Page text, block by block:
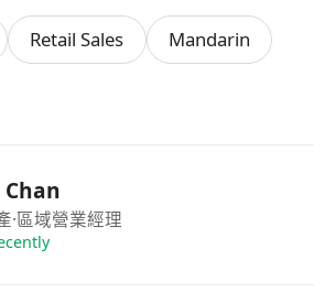
wa.me/***********
租賃業務，為客戶提供專業的物
掌握最新樓盤資訊，確保為客戶
Retail Sales
Mandarin
·區域營業經理